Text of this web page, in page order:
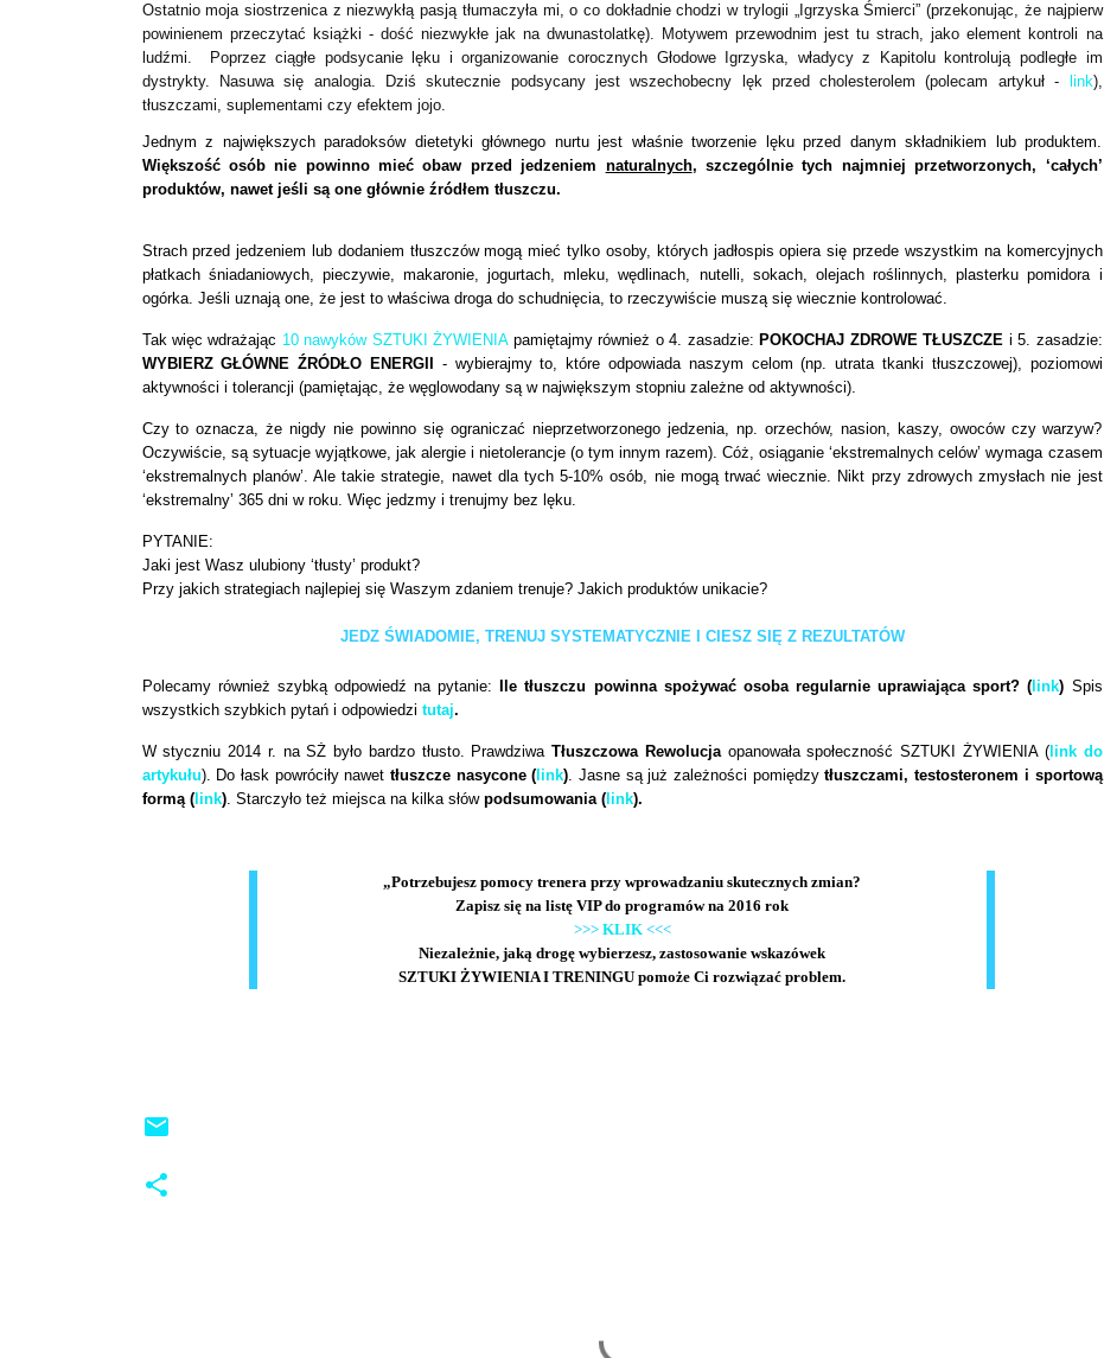
Ostatnio moja siostrzenica z niezwykłą pasją tłumaczyła mi, o co dokładnie chodzi w trylogii „Igrzyska Śmierci” (przekonując, że najpierw
powinienem przeczytać książki - dość niezwykłe jak na dwunastolatkę). Motywem przewodnim jest tu strach, jako element kontroli na
ludźmi.
Poprzez ciągłe podsycanie lęku i organizowanie corocznych Głodowe Igrzyska, władycy z Kapitolu kontrolują podległe im
dystrykty. Nasuwa się analogia. Dziś skutecznie podsycany jest wszechobecny lęk przed cholesterolem (polecam artykuł -
link),
tłuszczami, suplementami czy efektem jojo.
Jednym z największych paradoksów dietetyki głównego nurtu jest właśnie tworzenie lęku przed danym składnikiem lub produktem.
Większość osób nie powinno mieć obaw przed jedzeniem naturalnych, szczególnie tych najmniej przetworzonych, ‘całych’
produktów, nawet jeśli są one głównie źródłem tłuszczu.
Strach przed jedzeniem lub dodaniem tłuszczów mogą mieć tylko osoby, których jadłospis opiera się przede wszystkim na komercyjnych
płatkach śniadaniowych, pieczywie, makaronie, jogurtach, mleku, wędlinach, nutelli, sokach, olejach roślinnych, plasterku pomidora i
ogórka. Jeśli uznają one, że jest to właściwa droga do schudnięcia, to rzeczywiście muszą się wiecznie kontrolować.
Tak więc wdrażając 10 nawyków SZTUKI ŻYWIENIApamiętajmy również o 4. zasadzie: POKOCHAJ ZDROWE TŁUSZCZE i 5. zasadzie:
WYBIERZ GŁÓWNE ŹRÓDŁO ENERGII
- wybierajmy to, które odpowiada naszym celom (np. utrata tkanki tłuszczowej), poziomowi
aktywności i tolerancji (pamiętając, że węglowodany są w największym stopniu zależne od aktywności).
Czy to oznacza, że nigdy nie powinno się ograniczać nieprzetworzonego jedzenia, np. orzechów, nasion, kaszy, owoców czy warzyw?
Oczywiście, są sytuacje wyjątkowe, jak alergie i nietolerancje (o tym innym razem). Cóż, osiąganie ‘ekstremalnych celów’ wymaga czasem
‘ekstremalnych planów’. Ale takie strategie, nawet dla tych 5-10% osób, nie mogą trwać wiecznie. Nikt przy zdrowych zmysłach nie jest
‘ekstremalny’ 365 dni w roku. Więc jedzmy i trenujmy bez lęku.
PYTANIE:
Jaki jest Wasz ulubiony ‘tłusty’ produkt?
Przy jakich strategiach najlepiej się Waszym zdaniem trenuje? Jakich produktów unikacie?
JEDZ ŚWIADOMIE, TRENUJ SYSTEMATYCZNIE I CIESZ SIĘ Z REZULTATÓW
Polecamy również szybką odpowiedź na pytanie: Ile tłuszczu powinna spożywać osoba regularnie uprawiająca sport? ( link) Spis
wszystkich szybkich pytań i odpowiedzi tutaj.
W styczniu 2014 r. na SŻ było bardzo tłusto. PrawdziwaTłuszczowa Rewolucjaopanowała społecznośćSZTUKI ŻYWIENIA (link do
artykułu). Do łask powróciły nawet tłuszcze nasycone ( link). Jasne są już zależności pomiędzytłuszczami, testosteronem i sportową
formą (link). Starczyło też miejsca na kilka słów podsumowania (link).
„Potrzebujesz pomocy trenera przy wprowadzaniu skutecznych zmian?
Zapisz się na listę VIP do programów na 2016 rok
>>> KLIK<<<
Niezależnie, jaką drogę wybierzesz, zastosowanie wskazówek
SZTUKI ŻYWIENIA I TRENINGU pomoże Ci rozwiązać problem.